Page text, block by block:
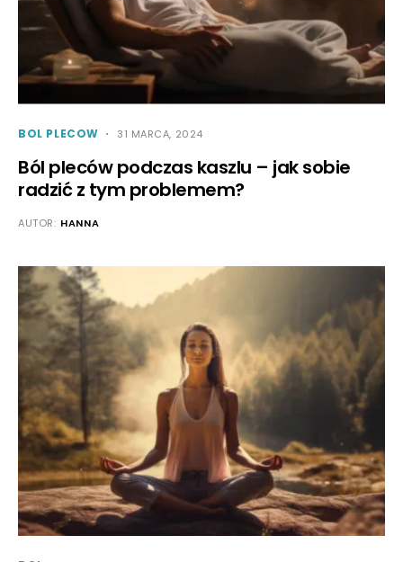
BOL PLECOW 31 MARCA, 2024
Ból pleców podczas kaszlu – jak sobie
radzić z tym problemem?
AUTOR: HANNA